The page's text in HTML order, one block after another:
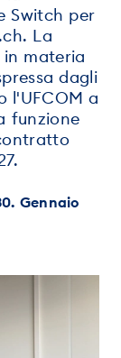
Switch per
La
materia
dagli
l'UFCOM a
funzione
Gennaio